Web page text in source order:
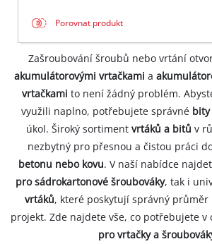
Porovnat produkt
Zašroubování šroubů nebo vrtání
akumulátorovými vrtačkami a
vrtačkami to není žádný problém.
využili naplno, potřebujete správné bity
úkol. Široký sortimentvrtáků a bitů v
nezbytný pro přesnou a čistou práci
betonu nebo kovu. V naší nabídce
pro sádrokartonové šroubováky, tak i
vrtáků, které poskytují správný
projekt. Zde najdete vše, co potřebujete v
pro vrtačky a